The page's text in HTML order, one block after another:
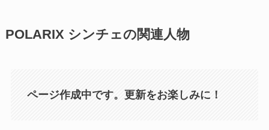
POLARIX シンチェの関連人物
ページ作成中です。更新をお楽しみに！